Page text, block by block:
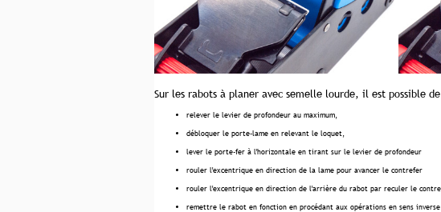
Sur les rabots à planer avec semelle lourde, il est possible
relever le levier de profondeur au maximum,
débloquer le porte-lame en relevant le loquet,
lever le porte-fer à l'horizontale en tirant sur le levier de profondeur
rouler l'excentrique en direction de la lame pour avancer le contrefer
rouler l'excentrique en direction de l'arrière du rabot par reculer le
remettre le rabot en fonction en procédant aux opérations en sens inverse.